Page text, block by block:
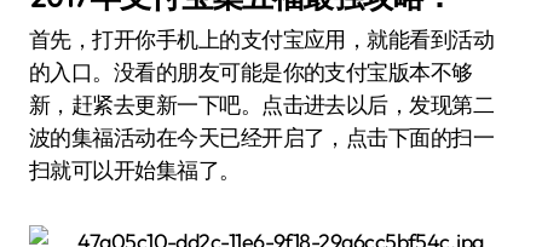
首先，打开你手机上的支付宝应用，就能看到活动
的入口。没看的朋友可能是你的支付宝版本不够
新，赶紧去更新一下吧。点击进去以后，发现第二
波的集福活动在今天已经开启了，点击下面的扫一
扫就可以开始集福了。